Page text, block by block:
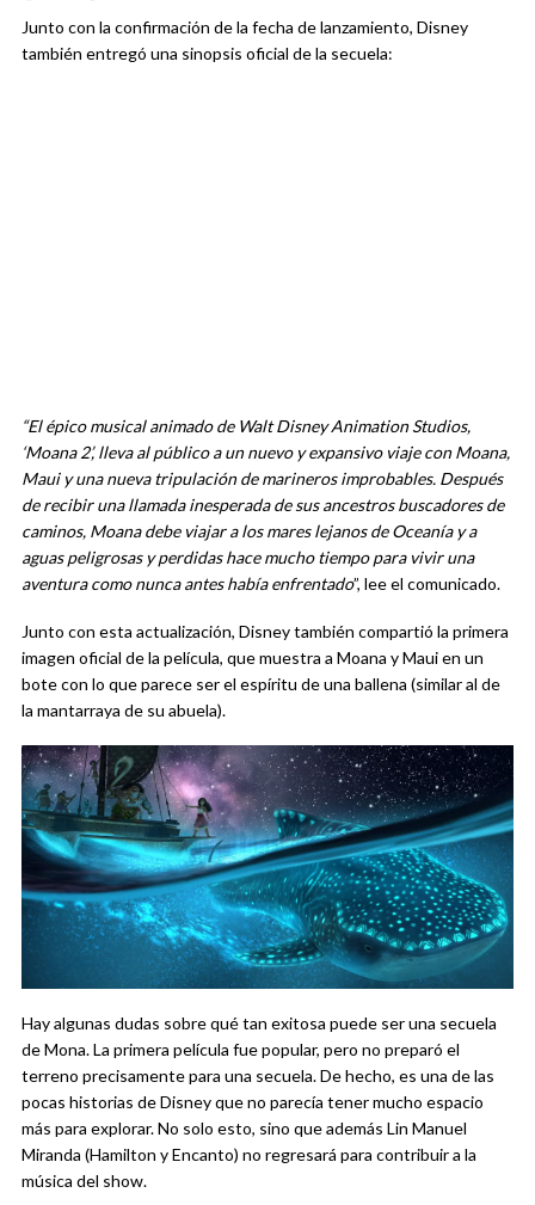
Junto con la confirmación de la fecha de lanzamiento, Disney
también entregó una sinopsis oficial de la secuela:
“El épico musical animado de Walt Disney Animation Studios,
‘Moana 2’, lleva al público a un nuevo y expansivo viaje con Moana,
Maui y una nueva tripulación de marineros improbables. Después
de recibir una llamada inesperada de sus ancestros buscadores de
caminos, Moana debe viajar a los mares lejanos de Oceanía y a
aguas peligrosas y perdidas hace mucho tiempo para vivir una
aventura como nunca antes había enfrentado”, lee el comunicado.
Junto con esta actualización, Disney también compartió la primera
imagen oficial de la película, que muestra a Moana y Maui en un
bote con lo que parece ser el espíritu de una ballena (similar al de
la mantarraya de su abuela).
Hay algunas dudas sobre qué tan exitosa puede ser una secuela
de Mona. La primera película fue popular, pero no preparó el
terreno precisamente para una secuela. De hecho, es una de las
pocas historias de Disney que no parecía tener mucho espacio
más para explorar. No solo esto, sino que además Lin Manuel
Miranda (Hamilton y Encanto) no regresará para contribuir a la
música del show.